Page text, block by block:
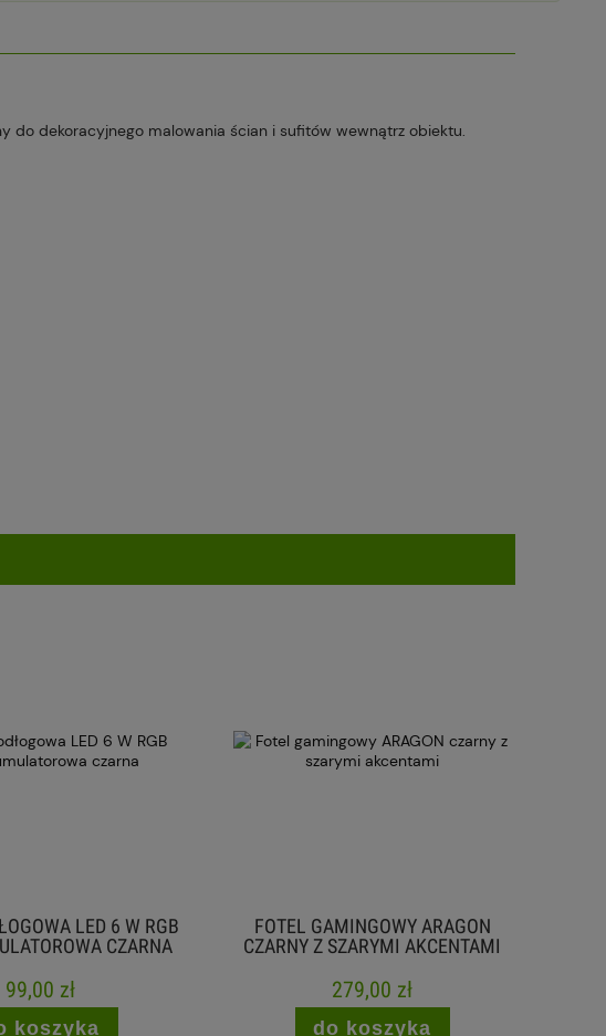
do dekoracyjnego malowania ścian i sufitów wewnątrz obiektu.
LED 6 W RGB
CZARNA
99,00 zł
koszyka
FOTEL GAMINGOWY ARAGON
CZARNY Z SZARYMI AKCENTAMI
279,00 zł
do koszyka